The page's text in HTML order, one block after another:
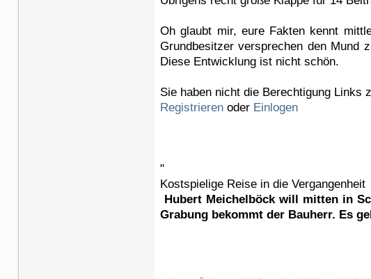
Oh glaubt mir, eure Fakten kennt
Grundbesitzer versprechen den
Diese Entwicklung ist nicht schön.
Sie haben nicht die Berechtigung Links
Registrieren oder Einlogen
"
Kostspielige Reise in die Vergangenheit
Hubert Meichelböck will mitten in
Grabung bekommt der Bauherr. Es